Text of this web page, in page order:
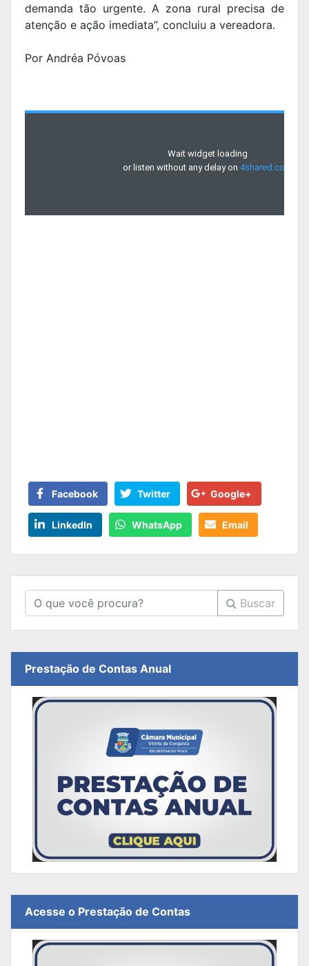
demanda tão urgente. A zona rural precisa de
atenção e ação imediata”, concluiu a vereadora.
Por Andréa Póvoas
Facebook Twitter Google+
LinkedIn WhatsApp Email
Buscar
Prestação de Contas Anual
Acesse o Prestação de Contas